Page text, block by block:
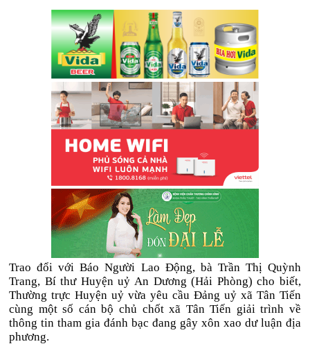
Trao đổi với Báo Người Lao Động, bà Trần Thị Quỳnh
Trang, Bí thư Huyện uỷ An Dương (Hải Phòng) cho biết,
Thường trực Huyện uỷ vừa yêu cầu Đảng uỷ xã Tân Tiến
cùng một số cán bộ chủ chốt xã Tân Tiến giải trình về
thông tin tham gia đánh bạc đang gây xôn xao dư luận địa
phương.